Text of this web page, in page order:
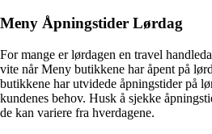
Meny Åpningstider Lørdag
For mange er lørdagen en travel
vite når Meny butikkene har åpent på
butikkene har utvidede åpningstider på
kundenes behov. Husk å sjekke
de kan variere fra hverdagene.